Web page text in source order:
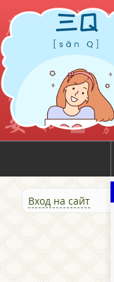
Вход на сайт